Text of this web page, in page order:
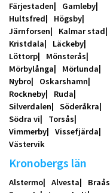
Färjestaden
Gamleby
Hultsfred
Högsby
Järnforsen
Kalmar stad
Kristdala
Läckeby
Löttorp
Mönsterås
Mörbylånga
Mörlunda
Nybro
Oskarshamn
Rockneby
Ruda
Silverdalen
Söderåkra
Södra vi
Torsås
Vimmerby
Vissefjärda
Västervik
Kronobergs län
Alstermo Alvesta
Braås